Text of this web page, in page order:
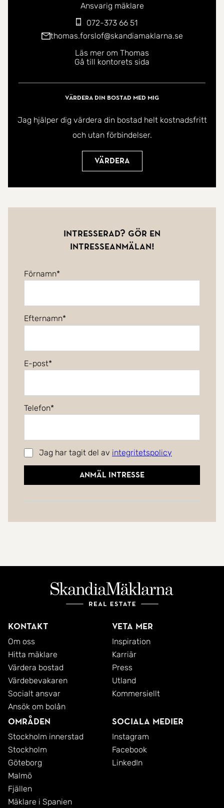
Ansvarig mäklare
072-373 66 51
thomas.forslof@skandiamaklarna.se
Läs mer om Thomas
Gå till kontorets sida
Värdera din bostad med mig
Jag hjälper dig värdera din bostad helt kostnadsfritt
och utan förbindelser.
Värdera
Intresserad? Gör en
intresseanmälan!
Förnamn
Efternamn
E-post
Telefon
Jag har tagit del av integritetspolicy
Anmäl intresse
Kontakt
Om oss
Hitta mäklare
Värdera bostad
Värdebevakaren
Socialt ansvar
Ansök om bolån
Veta mer
Inspiration
Karriär
Press
Utland
Kommersiellt
Områden
Stockholm innerstad
Stockholm
Göteborg
Malmö
Fjällen
Mäklare i Spanien
Sociala medier
Instagram
Facebook
LinkedIn